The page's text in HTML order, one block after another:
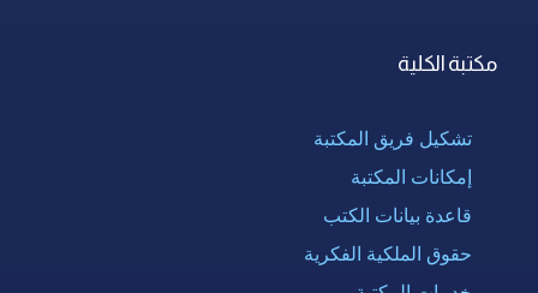
مكتبة الكلية
تشكيل فريق المكتبة
إمكانات المكتبة
قاعدة بيانات الكتب
حقوق الملكية الفكرية